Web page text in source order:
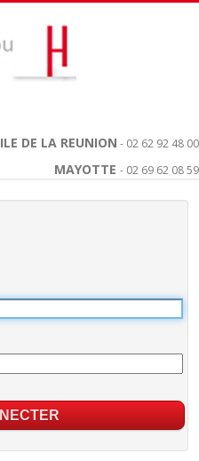
ILE DE LA REUNION - 02 62 92 48 00
MAYOTTE - 02 69 62 08 59